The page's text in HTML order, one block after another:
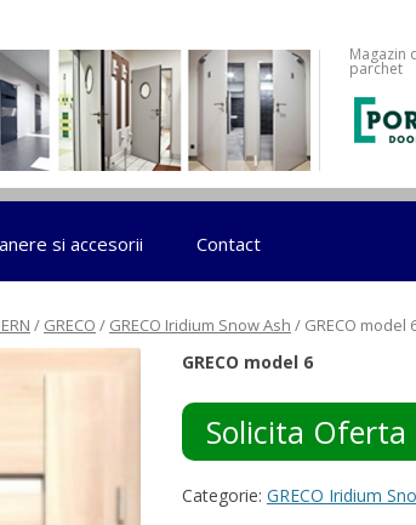
Magazin
parchet
conținut
si accesorii Contact
/ GRECO / GRECO Iridium Snow Ash / GRECO model
GRECO model 6
Solicita Oferta
Categorie: GRECO Iridium